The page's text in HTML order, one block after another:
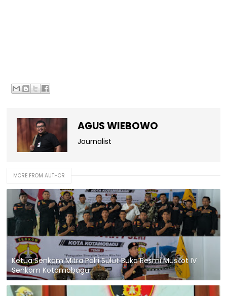
AGUS WIEBOWO
Journalist
MORE FROM AUTHOR
Ketua Senkom Mitra Polri Sulut Buka Resmi Muskot IV
Senkom Kotamobagu